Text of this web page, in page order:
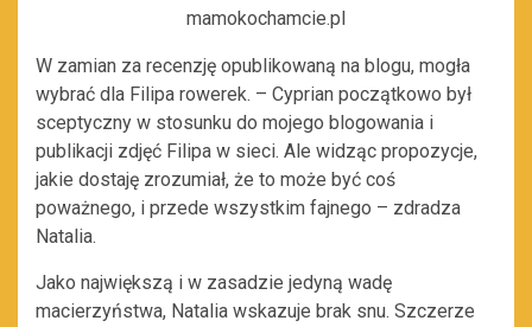
mamokochamcie.pl
W zamian za recenzję opublikowaną na blogu, mogła
wybrać dla Filipa rowerek. – Cyprian początkowo był
sceptyczny w stosunku do mojego blogowania i
publikacji zdjęć Filipa w sieci. Ale widząc propozycje,
jakie dostaję zrozumiał, że to może być coś
poważnego, i przede wszystkim fajnego – zdradza
Natalia.
Jako największą i w zasadzie jedyną wadę
macierzyństwa, Natalia wskazuje brak snu. Szczerze